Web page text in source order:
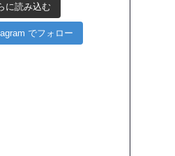
に読み込む
でフォロー